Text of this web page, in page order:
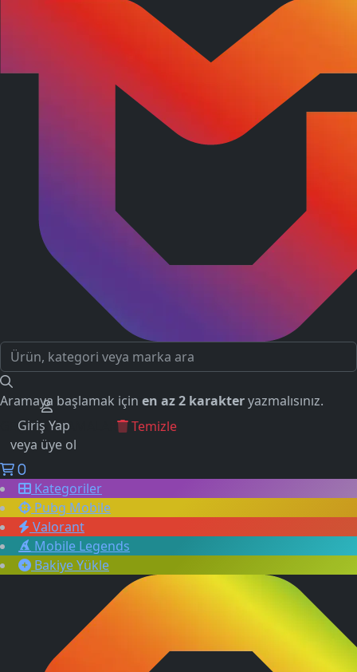
Aramaya başlamak için en az 2 karakteryazmalısınız.
GEÇMİŞ ARAMALAR
Temizle
Giriş Yap
veya üye ol
0
Kategoriler
Pubg Mobile
Valorant
Mobile Legends
Bakiye Yükle